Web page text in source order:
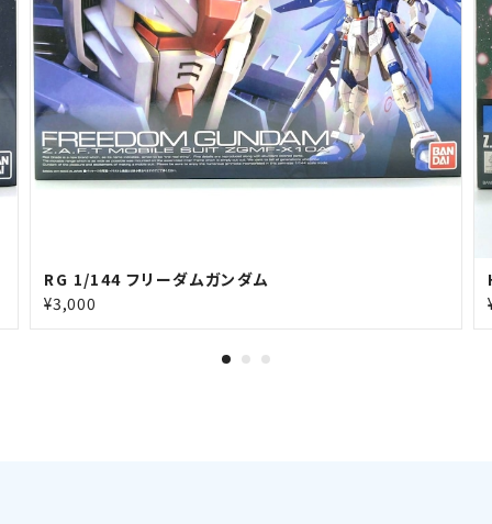
RG 1/144 フリーダムガンダム
¥3,000